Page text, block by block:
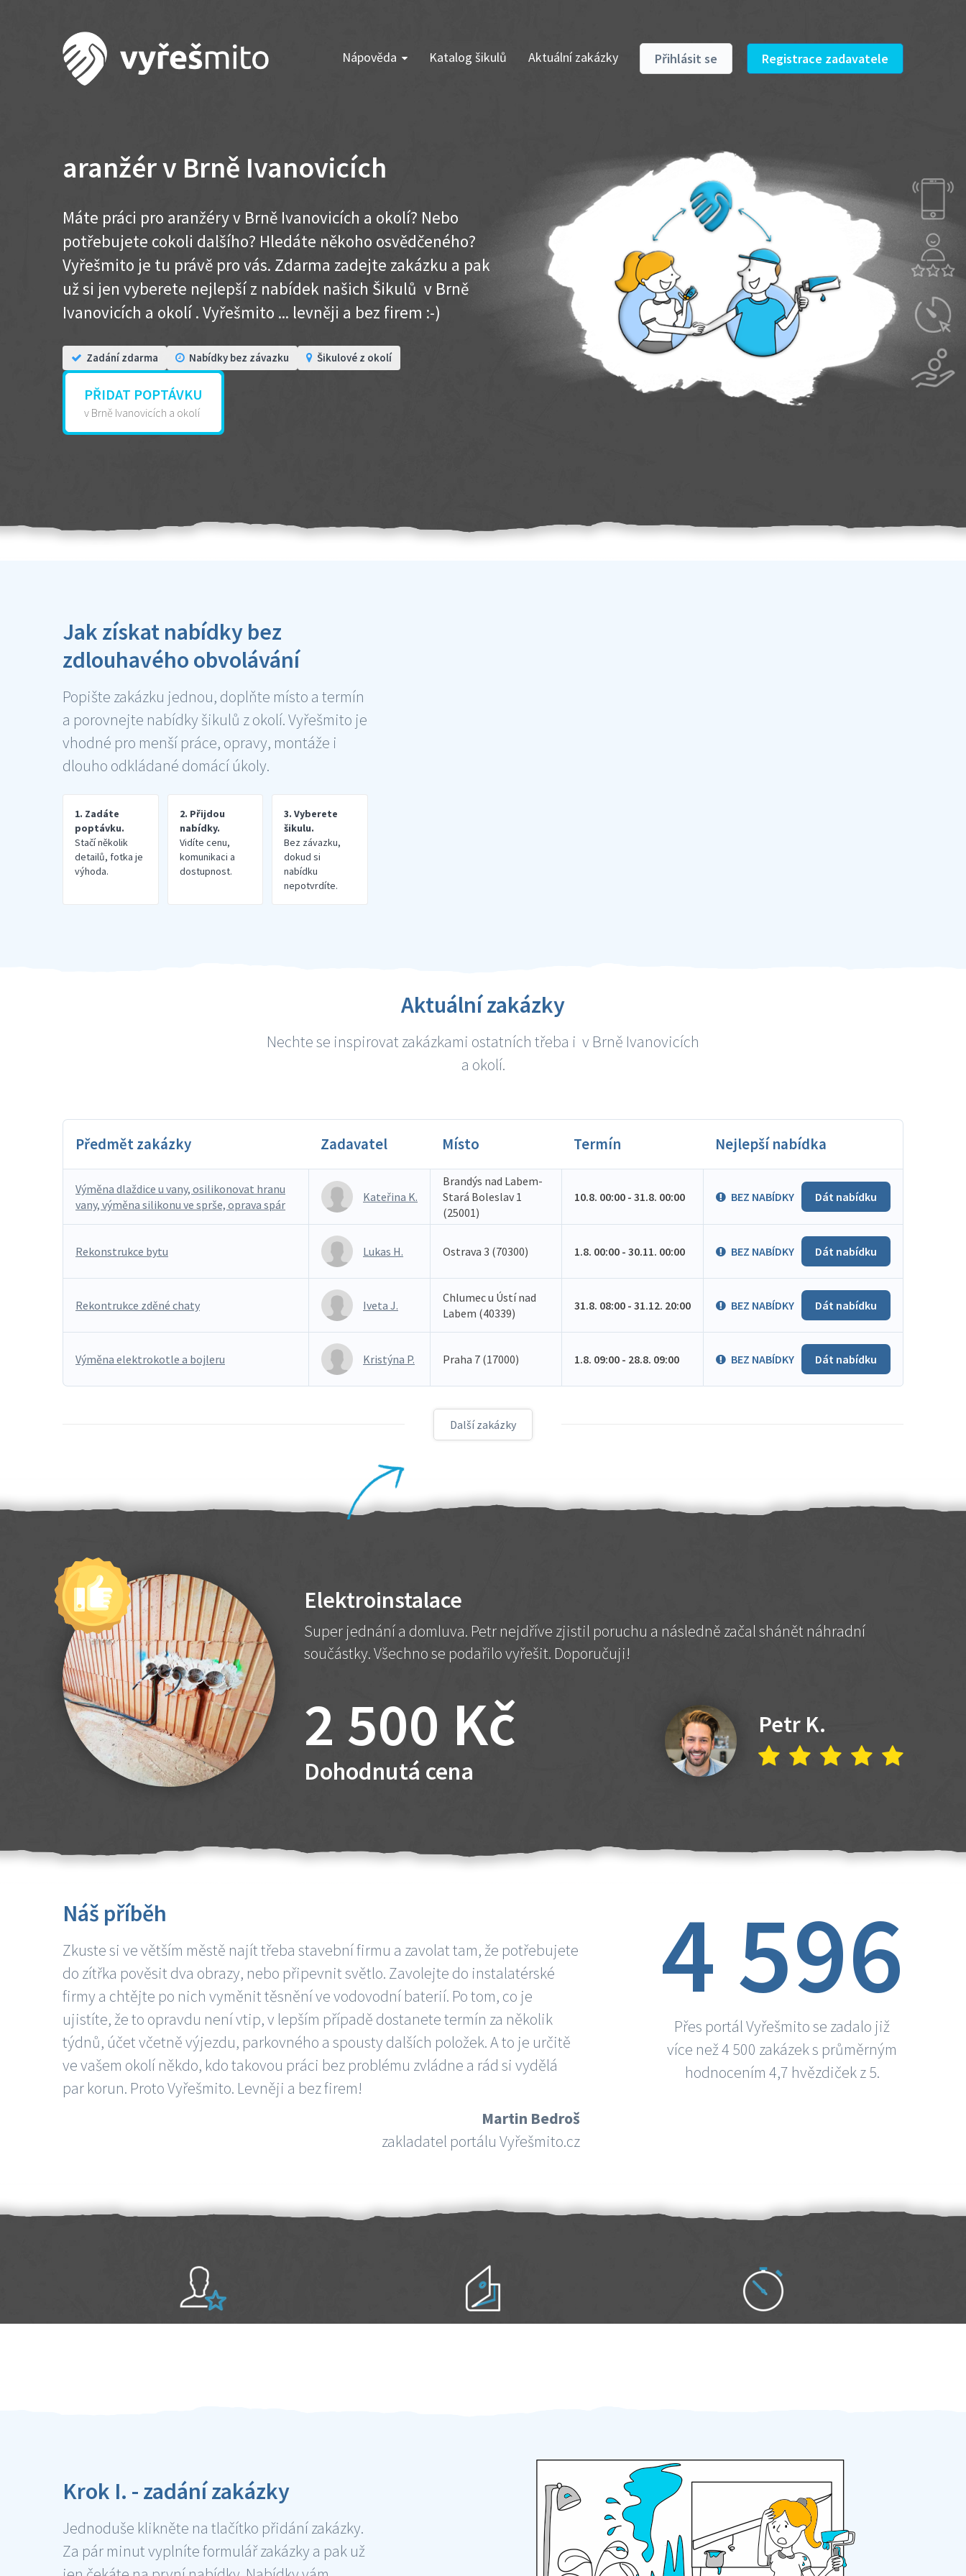
Nápověda Katalog šikulů Aktuální zakázky Přihlásit se Registrace zadavatele
aranžér v Brně Ivanovicích
Máte práci pro aranžéry v Brně Ivanovicích a okolí? Nebo
potřebujete cokoli dalšího? Hledáte někoho osvědčeného?
Vyřešmito je tu právě pro vás. Zdarma zadejte zakázku a pak
už si jen vyberete nejlepší z nabídek našich Šikulů v Brně
Ivanovicích a okolí . Vyřešmito ... levněji a bez firem :-)
Zadání zdarma Nabídky bez závazku Šikulové z okolí
PŘIDAT POPTÁVKU
v Brně Ivanovicích a okolí
Jak získat nabídky bez
zdlouhavého obvolávání
Popište zakázku jednou, doplňte místo a termín
a porovnejte nabídky šikulů z okolí. Vyřešmito je
vhodné pro menší práce, opravy, montáže i
dlouho odkládané domácí úkoly.
1. Zadáte
poptávku.
Stačí několik
detailů, fotka je
výhoda.
2. Přijdou
nabídky.
Vidíte cenu,
komunikaci a
dostupnost.
3. Vyberete
šikulu.
Bez závazku,
dokud si
nabídku
nepotvrdíte.
Aktuální zakázky
Nechte se inspirovat zakázkami ostatních třeba i v Brně Ivanovicích
a okolí.
Předmět zakázky Zadavatel Místo Termín Nejlepší nabídka
Výměna dlaždice u vany, osilikonovat hranu
vany, výměna silikonu ve sprše, oprava spár
Kateřina K.
Brandýs nad Labem-
Stará Boleslav 1
(25001)
10.8. 00:00 - 31.8. 00:00 BEZ NABÍDKY Dát nabídku
Rekonstrukce bytu Lukas H. Ostrava 3 (70300) 1.8. 00:00 - 30.11. 00:00 BEZ NABÍDKY Dát nabídku
Rekontrukce zděné chaty Iveta J.
Chlumec u Ústí nad
Labem (40339)
31.8. 08:00 - 31.12. 20:00 BEZ NABÍDKY Dát nabídku
Výměna elektrokotle a bojleru Kristýna P. Praha 7 (17000) 1.8. 09:00 - 28.8. 09:00 BEZ NABÍDKY Dát nabídku
Další zakázky
Elektroinstalace
Super jednání a domluva. Petr nejdříve zjistil poruchu a následně začal shánět náhradní
součástky. Všechno se podařilo vyřešit. Doporučuji!
2 500 Kč
Dohodnutá cena
Petr K.
Náš příběh
Zkuste si ve větším městě najít třeba stavební firmu a zavolat tam, že potřebujete
do zítřka pověsit dva obrazy, nebo připevnit světlo. Zavolejte do instalatérské
firmy a chtějte po nich vyměnit těsnění ve vodovodní baterií. Po tom, co je
ujistíte, že to opravdu není vtip, v lepším případě dostanete termín za několik
týdnů, účet včetně výjezdu, parkovného a spousty dalších položek. A to je určitě
ve vašem okolí někdo, kdo takovou práci bez problému zvládne a rád si vydělá
par korun. Proto Vyřešmito. Levněji a bez firem!
Martin Bedroš
zakladatel portálu Vyřešmito.cz
4 596
Přes portál Vyřešmito se zadalo již
více než 4 500 zakázek s průměrným
hodnocením 4,7 hvězdiček z 5.
Krok I. - zadání zakázky
Jednoduše klikněte na tlačítko přidání zakázky.
Za pár minut vyplníte formulář zakázky a pak už